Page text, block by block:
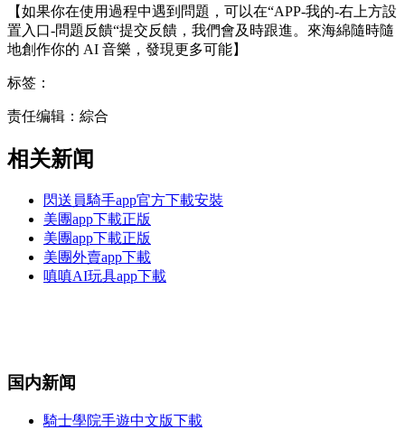
【如果你在使用過程中遇到問題，可以在“APP-我的-右上方設
置入口-問題反饋“提交反饋，我們會及時跟進。來海綿隨時隨
地創作你的 AI 音樂，發現更多可能】
标签：
责任编辑：綜合
相关新闻
閃送員騎手app官方下載安裝
美團app下載正版
美團app下載正版
美團外賣app下載
嗔嗔AI玩具app下載
国内新闻
騎士學院手遊中文版下載